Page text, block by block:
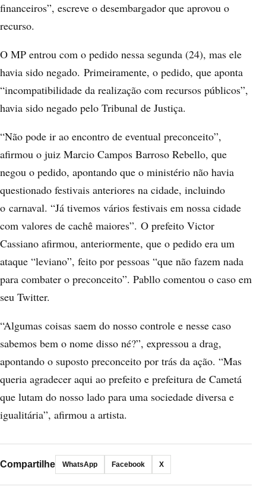
financeiros”, escreve o desembargador que aprovou o
recurso.
O MP entrou com o pedido nessa segunda (24), mas ele
havia sido negado. Primeiramente, o pedido, que aponta
“incompatibilidade da realização com recursos públicos”,
havia sido negado pelo Tribunal de Justiça.
“Não pode ir ao encontro de eventual preconceito”,
afirmou o juiz Marcio Campos Barroso Rebello, que
negou o pedido, apontando que o ministério não havia
questionado festivais anteriores na cidade, incluindo
o carnaval. “Já tivemos vários festivais em nossa cidade
com valores de cachê maiores”. O prefeito Victor
Cassiano afirmou, anteriormente, que o pedido era um
ataque “leviano”, feito por pessoas “que não fazem nada
para combater o preconceito”. Pabllo comentou o caso em
seu Twitter.
“Algumas coisas saem do nosso controle e nesse caso
sabemos bem o nome disso né?”, expressou a drag,
apontando o suposto preconceito por trás da ação. “Mas
queria agradecer aqui ao prefeito e prefeitura de Cametá
que lutam do nosso lado para uma sociedade diversa e
igualitária”, afirmou a artista.
Compartilhe WhatsApp Facebook X